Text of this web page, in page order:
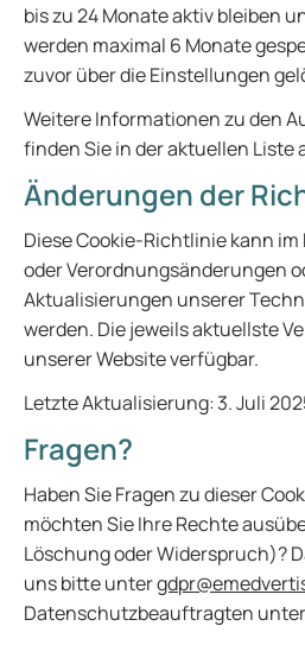
bis zu 24 Monate aktiv bleiben
werden maximal 6 Monate
zuvor über die Einstellungen
Weitere Informationen zu den
finden Sie in der aktuellen Liste
Änderungen der
Diese Cookie-Richtlinie kann im
oder Verordnungsänderungen
Aktualisierungen unserer
werden. Die jeweils aktuellste
unserer Website verfügbar.
Letzte Aktualisierung: 3. Juli
Fragen?
Haben Sie Fragen zu dieser
möchten Sie Ihre Rechte
Löschung oder Widerspruch)?
uns bitte unter
Datenschutzbeauftragten unter